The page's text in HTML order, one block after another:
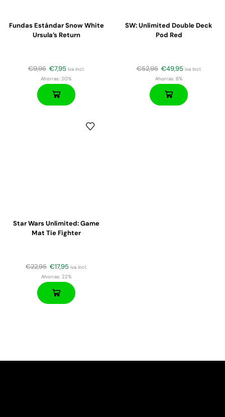
Fundas Estándar Snow White
Ursula’s Return
€9,95 €7,95 iva incl.
Ahorras: 20%
SW: Unlimited Double Deck
Pod Red
€52,95 €49,95 iva incl.
Ahorras:6%
Star Wars Unlimited: Game
Mat Tie Fighter
€22,95 €17,95 iva incl.
Ahorras:22%